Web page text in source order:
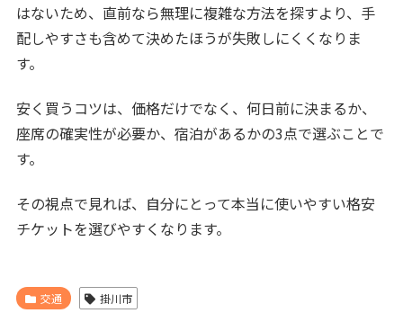
はないため、直前なら無理に複雑な方法を探すより、手
配しやすさも含めて決めたほうが失敗しにくくなりま
す。
安く買うコツは、価格だけでなく、何日前に決まるか、
座席の確実性が必要か、宿泊があるかの3点で選ぶことで
す。
その視点で見れば、自分にとって本当に使いやすい格安
チケットを選びやすくなります。
交通 掛川市